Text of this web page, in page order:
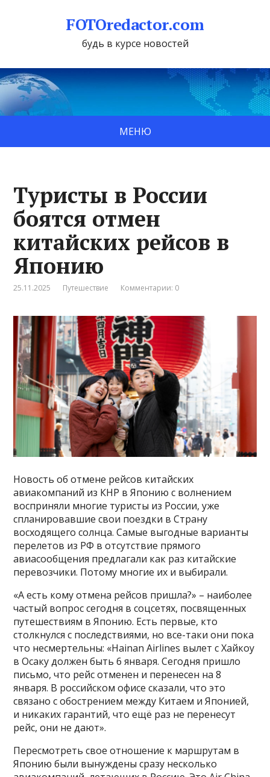
FOTOredactor.com
будь в курсе новостей
МЕНЮ
Туристы в России
боятся отмен
китайских рейсов в
Японию
25.11.2025 Путешествие Комментарии: 0
Новость об отмене рейсов китайских
авиакомпаний из КНР в Японию с волнением
восприняли многие туристы из России, уже
спланировавшие свои поездки в Страну
восходящего солнца. Самые выгодные варианты
перелетов из РФ в отсутствие прямого
авиасообщения предлагали как раз китайские
перевозчики. Потому многие их и выбирали.
«А есть кому отмена рейсов пришла?» – наиболее
частый вопрос сегодня в соцсетях, посвященных
путешествиям в Японию. Есть первые, кто
столкнулся с последствиями, но все-таки они пока
что несмертельны: «Hainan Airlines вылет с Хайкоу
в Осаку должен быть 6 января. Сегодня пришло
письмо, что рейс отменен и перенесен на 8
января. В российском офисе сказали, что это
связано с обострением между Китаем и Японией,
и никаких гарантий, что ещё раз не перенесут
рейс, они не дают».
Пересмотреть свое отношение к маршрутам в
Японию были вынуждены сразу несколько